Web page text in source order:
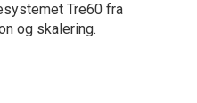
Tre60 fra
og skalering.